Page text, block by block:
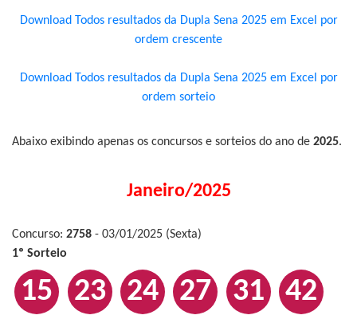
Download Todos resultados da Dupla Sena 2025 em Excel por
ordem crescente
Download Todos resultados da Dupla Sena 2025 em Excel por
ordem sorteio
Abaixo exibindo apenas os concursos e sorteios do ano de 2025.
Janeiro/2025
Concurso: 2758 - 03/01/2025 (Sexta)
1º Sorteio
15 23 24 27 31 42